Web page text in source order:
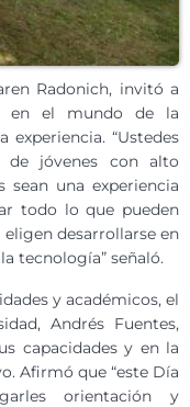
Radonich, invitó a
en el mundo de la
“Ustedes
jóvenes con alto
una experiencia
todo lo que pueden
desarrollarse en
tecnología” señaló.
y académicos, el
Andrés Fuentes,
capacidades y en la
Afirmó que “este Día
orientación y